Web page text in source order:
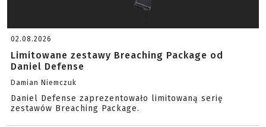
02.08.2026
Limitowane zestawy Breaching Package od
Daniel Defense
Damian Niemczuk
Daniel Defense zaprezentowało limitowaną serię
zestawów Breaching Package.